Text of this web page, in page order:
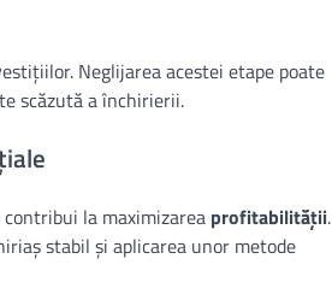
Neglijarea acestei etape poate
scăzută a închirierii.
la maximizarea profitabilității.
stabil și aplicarea unor metode